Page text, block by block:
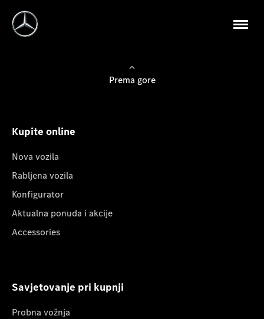
Prema gore
Kupite online
Nova vozila
Rabljena vozila
Konfigurator
Aktualna ponuda i akcije
Accessories
Savjetovanje pri kupnji
Probna vožnja